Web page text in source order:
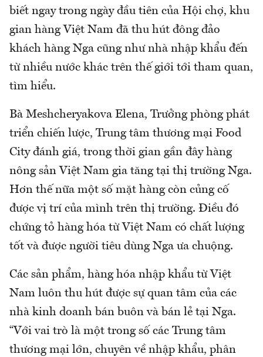
biết ngay trong ngày đầu tiên của Hội chợ, khu
gian hàng Việt Nam đã thu hút đông đảo
khách hàng Nga cũng như nhà nhập khẩu đến
từ nhiều nước khác trên thế giới tới tham quan,
tìm hiểu.
Bà Meshcheryakova Elena, Trưởng phòng phát
triển chiến lược, Trung tâm thương mại Food
City đánh giá, trong thời gian gần đây hàng
nông sản Việt Nam gia tăng tại thị trường Nga.
Hơn thế nữa một số mặt hàng còn củng cố
được vị trí của mình trên thị trường. Điều đó
chứng tỏ hàng hóa từ Việt Nam có chất lượng
tốt và được người tiêu dùng Nga ưa chuộng.
Các sản phẩm, hàng hóa nhập khẩu từ Việt
Nam luôn thu hút được sự quan tâm của các
nhà kinh doanh bán buôn và bán lẻ tại Nga.
“Với vai trò là một trong số các Trung tâm
thương mại lớn, chuyên về nhập khẩu, phân